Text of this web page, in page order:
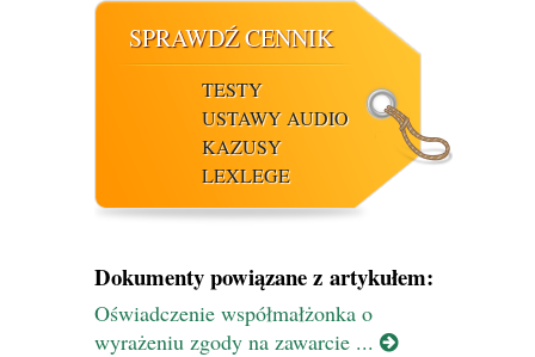
SPRAWDŹ CENNIK
TESTY
USTAWY AUDIO
KAZUSY
LEXLEGE
Dokumenty powiązane z artykułem:
Oświadczenie współmałżonka o
wyrażeniu zgody na zawarcie ...